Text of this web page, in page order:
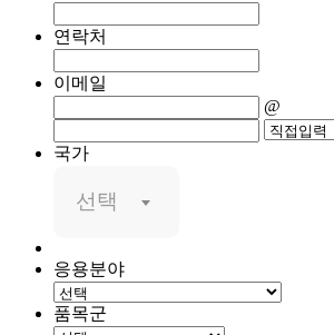
연락처
이메일
@
국가
선택
응용분야
품목군